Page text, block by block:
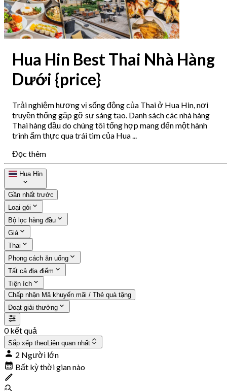
Hua Hin Best Thai Nhà Hàng
Dưới {price}
Trải nghiệm hương vị sống động của Thai ở Hua Hin, nơi
truyền thống gặp gỡ sự sáng tạo. Danh sách các nhà hàng
Thai hàng đầu do chúng tôi tổng hợp mang đến một hành
trình ẩm thực qua trái tim của Hua ...
Đọc thêm
Hua Hin
Gần nhất trước
Loại gói
Bộ lọc hàng đầu
Giá
Thai
Phong cách ăn uống
Tất cả địa điểm
Tiện ích
Chấp nhận Mã khuyến mãi / Thẻ quà tặng
Đoạt giải thưởng
0 kết quả
Sắp xếp theoLiên quan nhất
2 Người lớn
Bất kỳ thời gian nào